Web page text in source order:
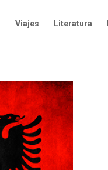
Viajes Literatura